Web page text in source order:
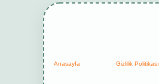
Anasayfa Gizlilik Politikası